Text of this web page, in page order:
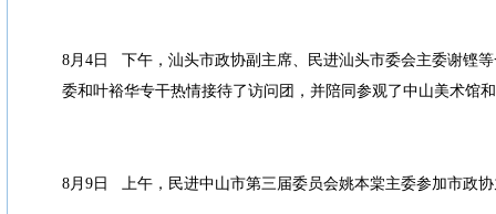
8月4日 下午，汕头市政协副主席、民进汕头市委会主委谢铿
委和叶裕华专干热情接待了访问团，并陪同参观了中山美术馆
8月9日 上午，民进中山市第三届委员会姚本棠主委参加市政